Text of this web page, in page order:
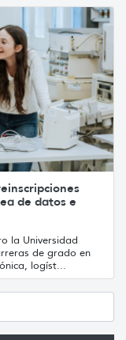
de datos e
la Universidad
de grado en
logíst...